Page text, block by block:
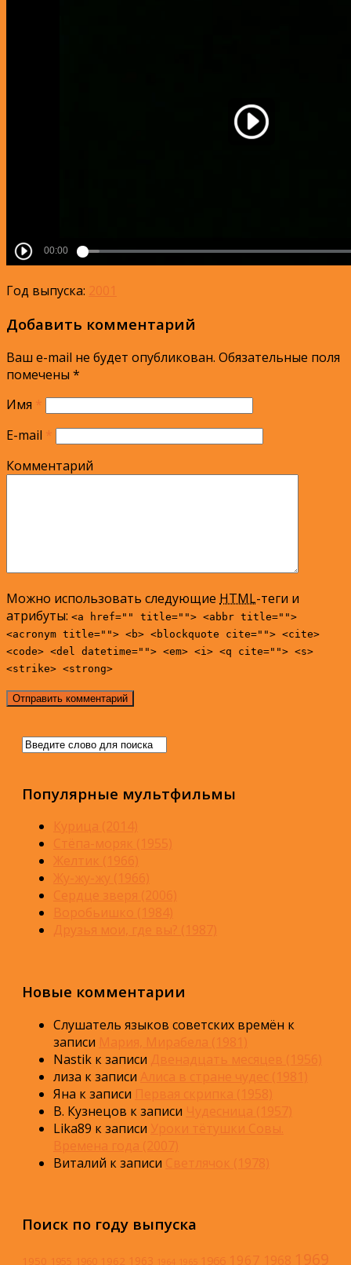
Год выпуска: 2001
Добавить комментарий
Ваш e-mail не будет опубликован. Обязательные поля
помечены *
Имя *
E-mail *
Комментарий
Можно использовать следующие HTML-теги и
атрибуты: <a href="" title=""> <abbr title="">
<acronym title=""> <b> <blockquote cite=""> <cite>
<code> <del datetime=""> <em> <i> <q cite=""> <s>
<strike> <strong>
Популярные мультфильмы
Курица (2014)
Стёпа-моряк (1955)
Желтик (1966)
Жу-жу-жу (1966)
Сердце зверя (2006)
Воробьишко (1984)
Друзья мои, где вы? (1987)
Новые комментарии
Слушатель языков советских времён к
записи Мария, Мирабела (1981)
Nastik к записи Двенадцать месяцев (1956)
лиза к записи Алиса в стране чудес (1981)
Яна к записи Первая скрипка (1958)
В. Кузнецов к записи Чудесница (1957)
Lika89 к записи Уроки тётушки Совы.
Времена года (2007)
Виталий к записи Светлячок (1978)
Поиск по году выпуска
1950 1955 1960 1962 1963 1964 1965 1966 1967 1968 1969